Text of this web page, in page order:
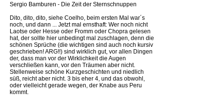
Sergio Bamburen - Die Zeit der Sternschnuppen
Dito, dito, dito, siehe Coelho, beim ersten Mal war´s
noch, und dann ... Jetzt mal ernsthaft: Wer noch nicht
Laotse oder Hesse oder Fromm oder Chopra gelesen
hat, der sollte hier unbedingt mal zuschlagen, denn die
schönen Sprüche (die wichtigen sind auch noch kursiv
geschrieben! ARG!!) sind wirklich gut, vor allen Dingen
der, dass man vor der Wirklichkeit die Augen
verschließen kann, vor den Träumen aber nicht.
Stellenweise schöne Kurzgeschichten und niedlich
süß, reicht aber nicht. 3 bis eher 4, und das obwohl,
oder vielleicht gerade wegen, der Knabe aus Peru
kommt.